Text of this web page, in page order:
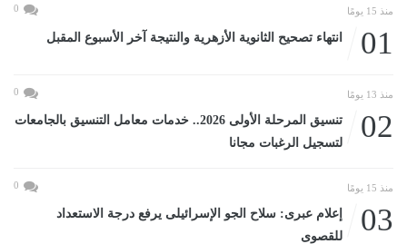
منذ 15 يومًا 0
01 انتهاء تصحيح الثانوية الأزهرية والنتيجة آخر الأسبوع المقبل
منذ 13 يومًا 0
02
تنسيق المرحلة الأولى 2026.. خدمات معامل التنسيق بالجامعات
لتسجيل الرغبات مجانا
منذ 15 يومًا 0
03
إعلام عبرى: سلاح الجو الإسرائيلى يرفع درجة الاستعداد
للقصوى